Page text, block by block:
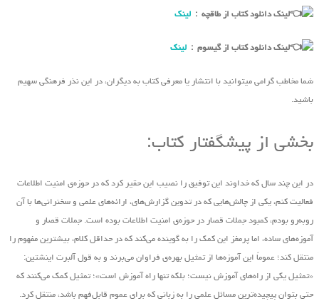
لینک دانلود کتاب از طاقچه : لینک
لینک دانلود کتاب از گیسوم : لینک
شما مخاطب گرامی میتوانید با انتشار یا معرفی کتاب به دیگران، در این نذر فرهنگی سهیم
باشید.
بخشی از پیشگفتار کتاب:
در این چند سال که خداوند این توفیق را نصیب این حقیر کرد که در حوزه‌ی امنیت اطلاعات
فعالیت کنم، یکی از چالش‌هایی که در تدوین گزارش‌های، ارائه‌های علمی و سخنرانی‌ها با آن
روبه‌رو بودم، کمبود جملات قصار در حوزه‌ی امنیت اطلاعات بوده است. جملات قصار و
آموزه‌های ساده، اما پرمغز این کمک را به گوینده‌ می‌کند که در حداقل کلام، بیشترین مفهوم را
منتقل کند؛ عموماً این آموزه‌ها از تمثیل بهره‌ی فراوان‌ می‌برند و به قول آلبرت اینشتین:
«تمثیل یکی از راه‌های آموزش نیست؛ بلکه تنها راه آموزش است»؛ تمثیل کمک می‌کنند که
حتی بتوان پیچیده‌ترین مسائل علمی را به زبانی که برای عموم قابل‌فهم باشد، منتقل کرد.